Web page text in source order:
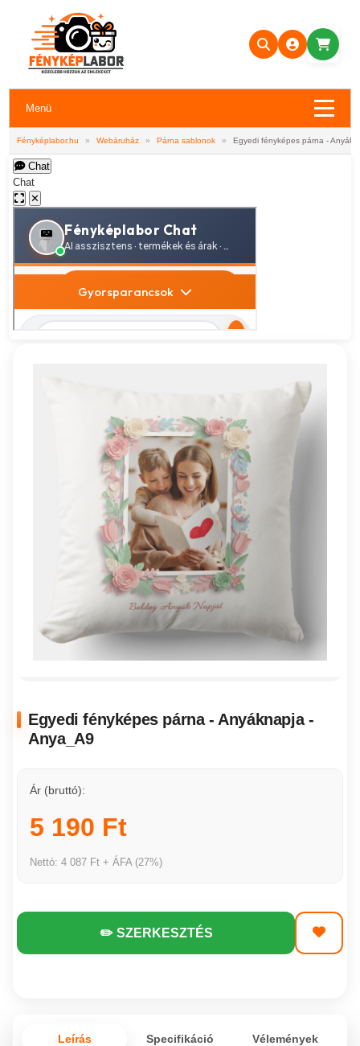
Menü
Fényképlabor.hu » Webáruház » Párna sablonok » Egyedi fényképes párna -
Chat
Chat
✕
Egyedi fényképes párna - Anyáknapja -
Anya_A9
Ár (bruttó):
5 190 Ft
Nettó: 4 087 Ft + ÁFA (27%)
✏️ SZERKESZTÉS
Leírás Specifikáció Vélemények